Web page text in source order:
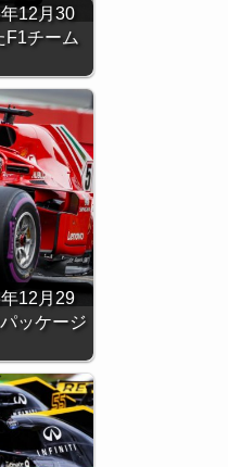
12月30
F1チーム
12月29
ッケージ